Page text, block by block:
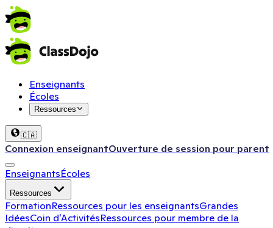
Enseignants
Écoles
Ressources
🇨🇦
Connexion enseignantOuverture de session pour parent
EnseignantsÉcoles
Ressources
FormationRessources pour les enseignantsGrandes
IdéesCoin d'ActivitésRessources pour membre de la